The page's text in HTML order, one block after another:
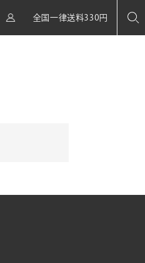
全国一律送料330円